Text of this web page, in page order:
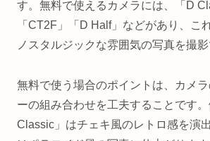
す。無料で使えるカメラには、「D
「CT2F」「D Half」などがあり、こ
ノスタルジックな雰囲気の写真を撮影
無料で使う場合のポイントは、カメ
ーの組み合わせを工夫することです
Classic」はチェキ風のレトロ感を演